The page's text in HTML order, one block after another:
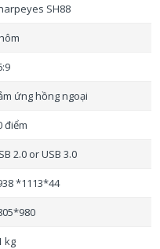
dạy phong
tương tác Sharpeyes
các thí nghiệm, ví dụ
đều có thể khai tác
tương tác
SH88
ứng hồng ngoại
điểm
2.0 or USB 3.0
*1113*44
kg